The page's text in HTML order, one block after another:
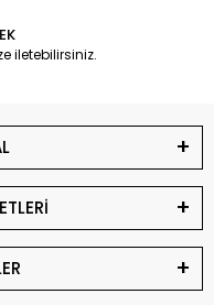
iletebilirsiniz.